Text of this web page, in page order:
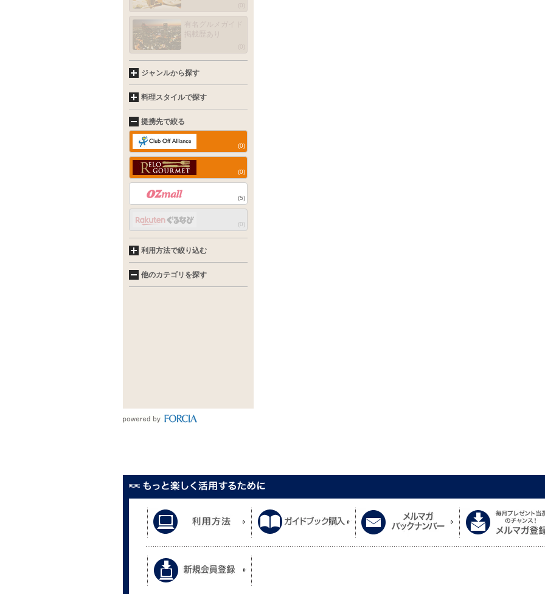
有名グルメガイド
掲載歴あり
ジャンルから探す
料理スタイルで探す
提携先で絞る
(0)
(0)
(5)
(0)
利用方法で絞り込む
他のカテゴリを探す